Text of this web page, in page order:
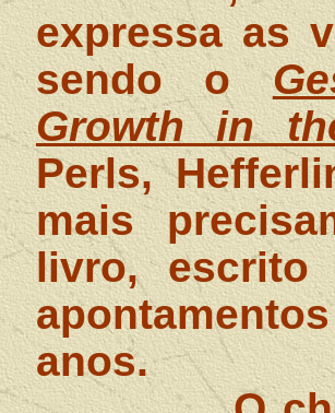
expressa as
sendo o
Growth in
Perls,
mais
livro, escrito
anos.